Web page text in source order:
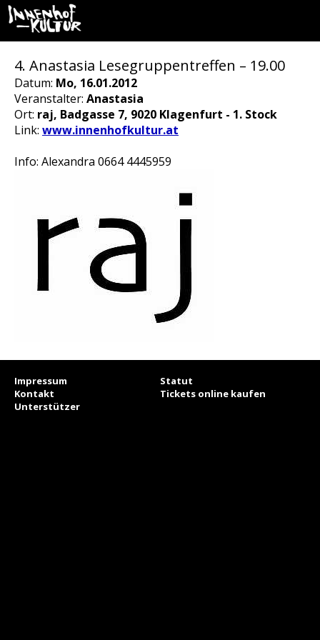
4. Anastasia Lesegruppentreffen – 19.00
Datum: Mo, 16.01.2012
Veranstalter: Anastasia
Ort: raj, Badgasse 7, 9020 Klagenfurt - 1. Stock
Link: www.innenhofkultur.at
Info: Alexandra 0664 4445959
Impressum
Statut
Kontakt
Tickets online kaufen
Unterstützer